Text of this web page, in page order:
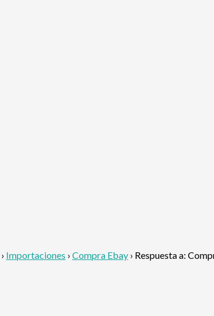
› Importaciones › Compra Ebay › Respuesta a: